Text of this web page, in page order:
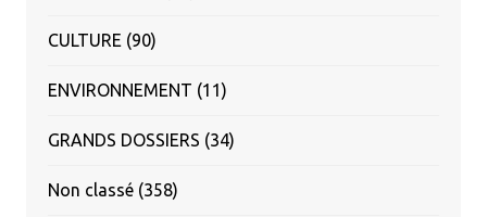
CULTURE (90)
ENVIRONNEMENT (11)
GRANDS DOSSIERS (34)
Non classé(358)